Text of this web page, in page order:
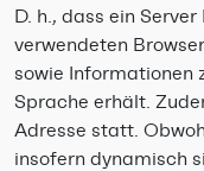
D. h., dass ein
verwendeten
sowie Informationen
Sprache erhält.
Adresse statt.
insofern dynamisch